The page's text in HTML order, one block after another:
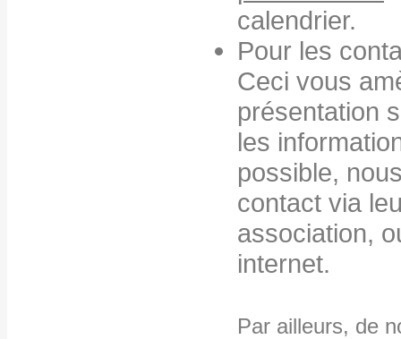
calendrier.
Pour les
Ceci vous
présentation
les
possible,
contact via
association,
internet.
Par ailleurs, de